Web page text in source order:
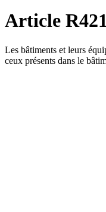
Article
Les bâtiments et leurs
ceux présents dans le